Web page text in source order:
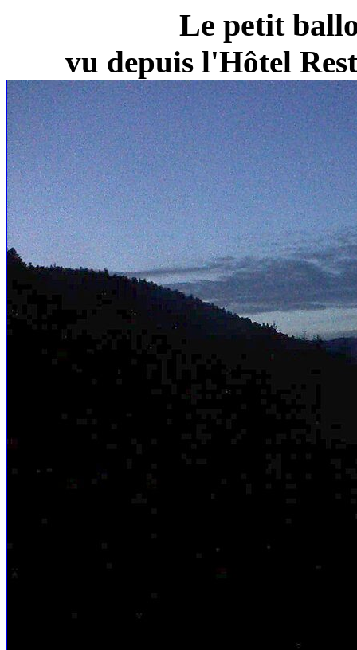
Le petit
vu depuis l'Hôtel